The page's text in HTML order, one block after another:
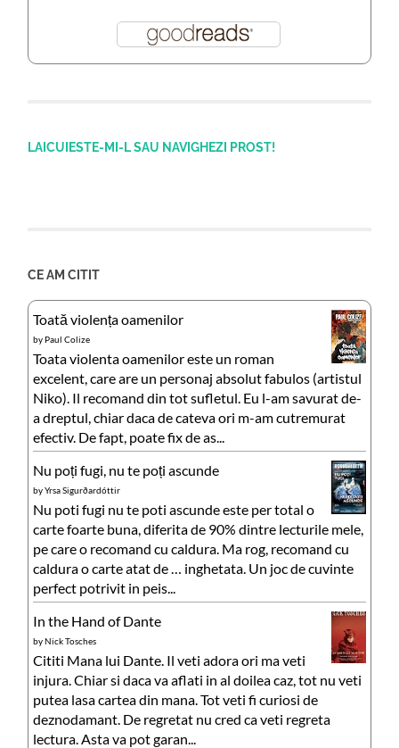
LAICUIESTE-MI-L SAU NAVIGHEZI PROST!
CE AM CITIT
Toată violența oamenilor
by Paul Colize
Toata violenta oamenilor este un roman
excelent, care are un personaj absolut fabulos (artistul
Niko). Il recomand din tot sufletul. Eu l-am savurat de-
a dreptul, chiar daca de cateva ori m-am cutremurat
efectiv. De fapt, poate fix de as...
Nu poți fugi, nu te poți ascunde
byYrsa Sigurðardóttir
Nu poti fugi nu te poti ascunde este per total o
carte foarte buna, diferita de 90% dintre lecturile mele,
pe care o recomand cu caldura. Ma rog, recomand cu
caldura o carte atat de … inghetata. Un joc de cuvinte
perfect potrivit in peis...
In the Hand of Dante
byNick Tosches
Cititi Mana lui Dante. Il veti adora ori ma veti
injura. Chiar si daca va aflati in al doilea caz, tot nu veti
putea lasa cartea din mana. Tot veti fi curiosi de
deznodamant. De regretat nu cred ca veti regreta
lectura. Asta va pot garan...